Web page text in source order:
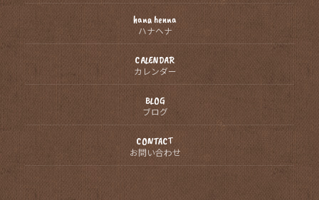
hana henna
ハナヘナ
CALENDAR
カレンダー
BLOG
ブログ
CONTACT
お問い合わせ